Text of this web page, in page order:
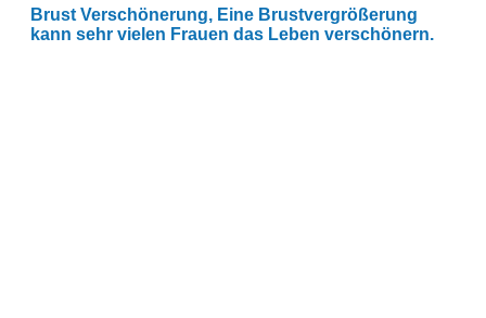
Brust Verschönerung, Eine Brustvergrößerung
kann sehr vielen Frauen das Leben verschönern.